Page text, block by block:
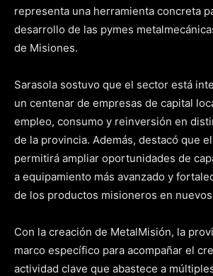
representa una herramienta concreta
desarrollo de las pymes
de Misiones.
Sarasola sostuvo que el sector está
un centenar de empresas de capital
empleo, consumo y reinversión en
de la provincia. Además, destacó que
permitirá ampliar oportunidades de
a equipamiento más avanzado y
de los productos misioneros en
Con la creación de MetalMisión, la
marco específico para acompañar el
actividad clave que abastece a